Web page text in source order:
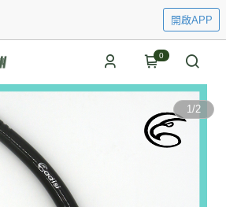
開啟APP
0
1/2